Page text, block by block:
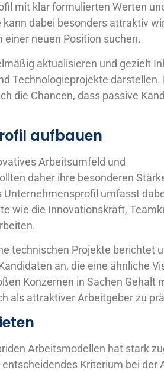
mit klar formulierten Werten
dabei besonders attraktiv
neuen Position suchen.
aktualisieren und gezielt
Technologieprojekte darstellen.
die Chancen, dass passive
aufbauen
Arbeitsumfeld und
daher ihre besonderen
umfasst
wie die Innovationskraft,
technischen Projekte berichtet
an, die eine ähnliche
Konzernen in Sachen Gehalt
als attraktiver Arbeitgeber zu
Arbeitsmodellen hat stark
Kriterium bei der